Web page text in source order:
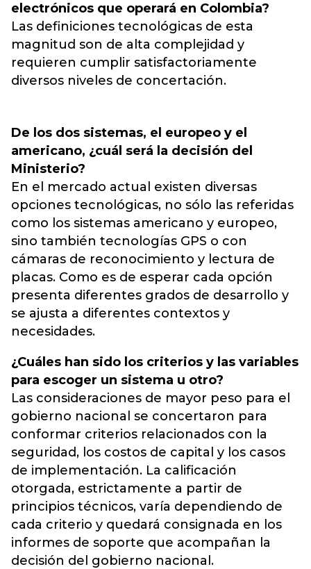
electrónicos que operará en Colombia?
Las definiciones tecnológicas de esta
magnitud son de alta complejidad y
requieren cumplir satisfactoriamente
diversos niveles de concertación.
De los dos sistemas, el europeo y el
americano, ¿cuál será la decisión del
Ministerio?
En el mercado actual existen diversas
opciones tecnológicas, no sólo las referidas
como los sistemas americano y europeo,
sino también tecnologías GPS o con
cámaras de reconocimiento y lectura de
placas. Como es de esperar cada opción
presenta diferentes grados de desarrollo y
se ajusta a diferentes contextos y
necesidades.
¿Cuáles han sido los criterios y las variables
para escoger un sistema u otro?
Las consideraciones de mayor peso para el
gobierno nacional se concertaron para
conformar criterios relacionados con la
seguridad, los costos de capital y los casos
de implementación. La calificación
otorgada, estrictamente a partir de
principios técnicos, varía dependiendo de
cada criterio y quedará consignada en los
informes de soporte que acompañan la
decisión del gobierno nacional.